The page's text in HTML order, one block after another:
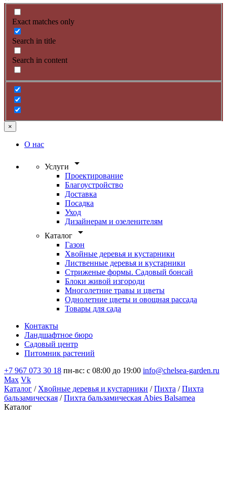
Exact matches only
Search in title
Search in content
×
О нас
Услуги arrow_drop_down
Проектирование
Благоустройство
Доставка
Посадка
Уход
Дизайнерам и озеленителям
Каталог
arrow_drop_down
Газон
Хвойные деревья и кустарники
Лиственные деревья и кустарники
Стриженые формы. Садовый бонсай
Блоки живой изгороди
Многолетние травы и цветы
Однолетние цветы и овощная рассада
Товары для сада
Контакты
Ландшафтное бюро
Садовый центр
Питомник растений
+7 967 073 30 18 пн-вс: с 08:00 до 19:00 info@chelsea-garden.ru
Max Vk
Каталог / Хвойные деревья и кустарники /Пихта /Пихта
бальзамическая /Пихта бальзамическая Abies Balsamea
Каталог